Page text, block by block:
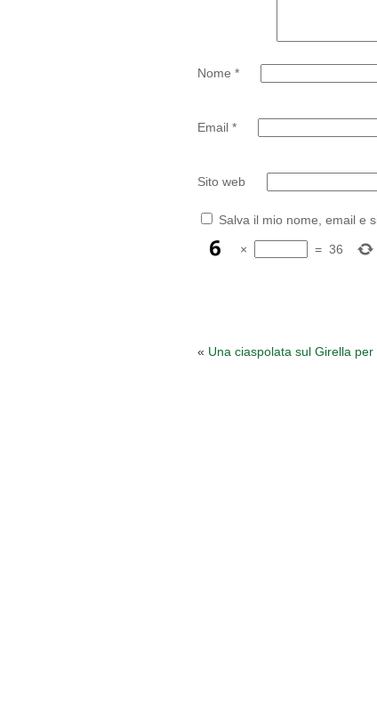
Nome *
Email *
Sito web
Salva il mio nome, email e
× = 36
« Una ciaspolata sul Girella